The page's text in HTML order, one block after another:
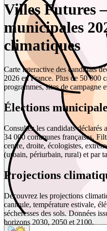
Villes Futures
municipales
climatiques
Carte interactive des candidats
2026 en France. Plus de 50 000
programmes, sites de campagne
Élections
Consultez les candidats déclarés
34 000 communes françaises.
centre, droite, écologistes,
(urbain, périurbain, rural) et par
Projections
Découvrez les projections
canicule, température estivale,
sécheresses des sols. Données
horizons 2030, 2050 et 2100.